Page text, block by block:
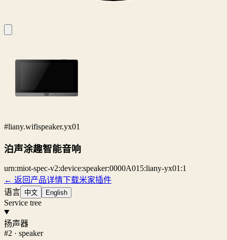
#liany.wifispeaker.yx01
泊声涂趣智能音响
urn:miot-spec-v2:device:speaker:0000A015:liany-yx01:1
← 返回产品详情下载米家插件
语言 中文 English
Service tree
扬声器
#2 · speaker